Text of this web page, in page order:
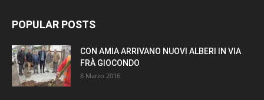
POPULAR POSTS
CON AMIA ARRIVANO NUOVI ALBERI IN VIA
FRÀ GIOCONDO
8 Marzo 2016